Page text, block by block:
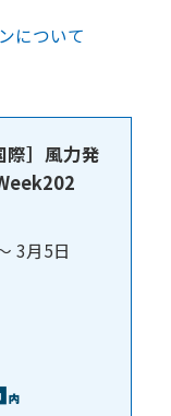
について
際］風力発
3月5日